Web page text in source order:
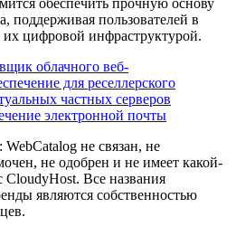
поддерживая пользователей в
цифровой инфраструктурой.
облачного веб-
для реселлерского
частных серверов
электронной почты
WebCatalog не связан, не
не одобрен и не имеет какой-
CloudyHost. Все названия
являются собственностью